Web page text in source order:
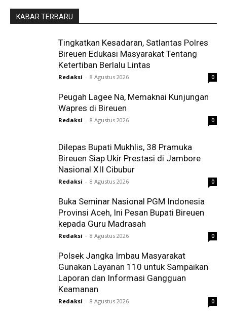
KABAR TERBARU
Tingkatkan Kesadaran, Satlantas Polres
Bireuen Edukasi Masyarakat Tentang
Ketertiban Berlalu Lintas
Redaksi - 8 Agustus 2026 0
Peugah Lagee Na, Memaknai Kunjungan
Wapres di Bireuen
Redaksi - 8 Agustus 2026 0
Dilepas Bupati Mukhlis, 38 Pramuka
Bireuen Siap Ukir Prestasi di Jambore
Nasional XII Cibubur
Redaksi - 8 Agustus 2026 0
Buka Seminar Nasional PGM Indonesia
Provinsi Aceh, Ini Pesan Bupati Bireuen
kepada Guru Madrasah
Redaksi - 8 Agustus 2026 0
Polsek Jangka Imbau Masyarakat
Gunakan Layanan 110 untuk Sampaikan
Laporan dan Informasi Gangguan
Keamanan
Redaksi - 8 Agustus 2026 0